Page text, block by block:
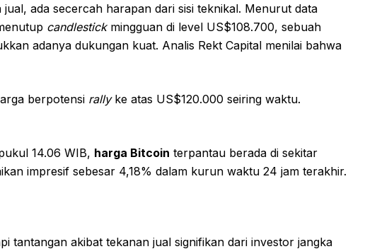
ada secercah harapan dari sisi teknikal. Menurut data
candlestickmingguan di level US$108.700, sebuah
adanya dukungan kuat. Analis Rekt Capital menilai bahwa
berpotensi rallyke atas US$120.000 seiring waktu.
14.06 WIB, harga Bitcoin terpantau berada di sekitar
impresif sebesar 4,18% dalam kurun waktu 24 jam terakhir.
tantangan akibat tekanan jual signifikan dari investor jangka